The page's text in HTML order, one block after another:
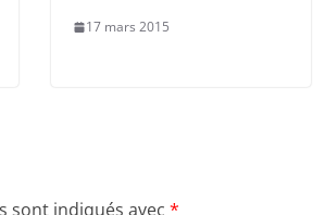
17 mars 2015
sont indiqués avec *